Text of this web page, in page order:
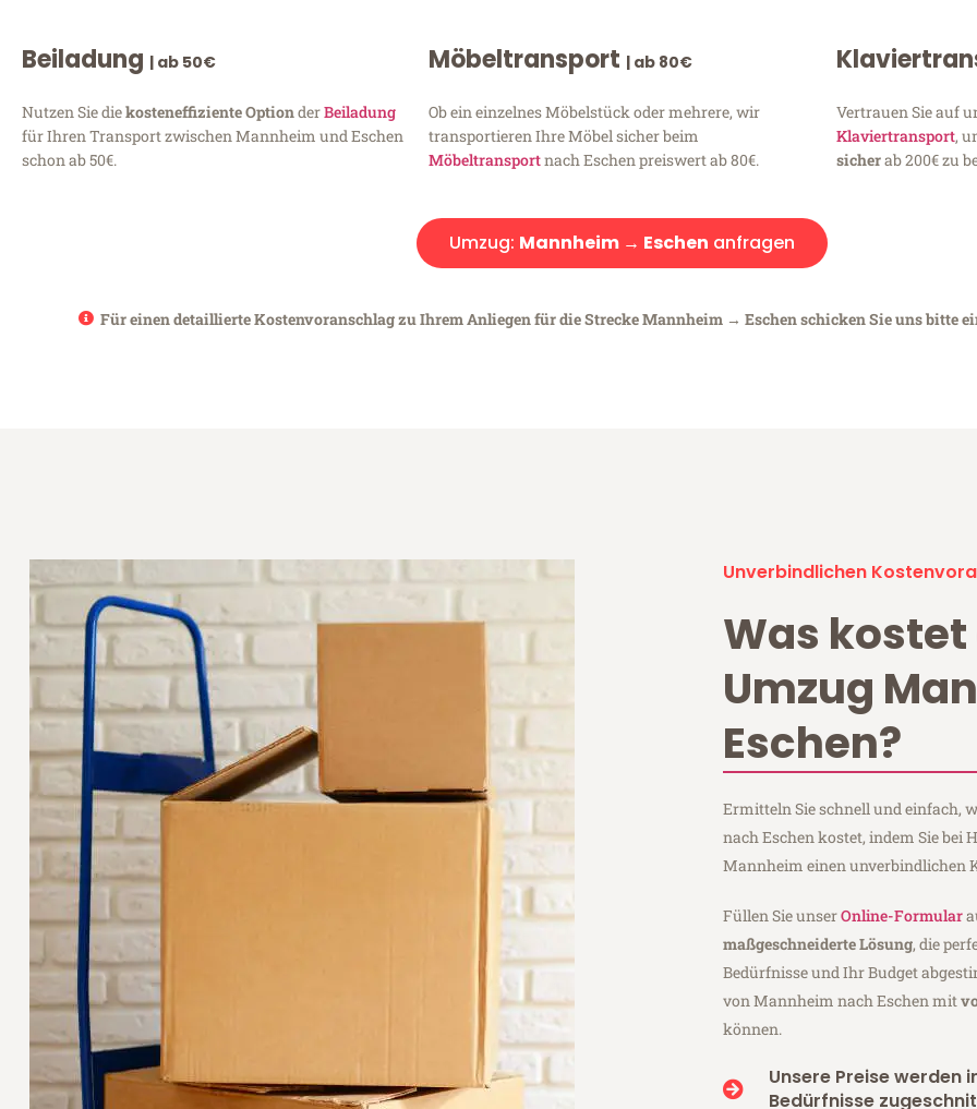
Beiladung | ab 50€
Nutzen Sie diekosteneffiziente OptionderBeiladung
für Ihren Transport zwischen Mannheim und Eschen
schon ab 50€.
Möbeltransport | ab 80€
Ob ein einzelnes Möbelstück oder mehrere, wir
transportieren Ihre Möbel sicher beim
Möbeltransportnach Eschen preiswert ab 80€.
Vertrauen Sie auf
Klaviertransport,
sicherab 200€ zu
Umzug: Mannheim → Eschen anfragen
Für einen detaillierte Kostenvoranschlag zu Ihrem Anliegen für die Strecke Mannheim → Eschen schicken Sie uns bitte
Unverbindlichen
Was kostet
Umzug
Eschen?
Ermitteln Sie schnell und einfach,
nach Eschen kostet, indem Sie bei
Mannheim einen unverbindlichen
Füllen Sie unserOnline-Formular
maßgeschneiderte Lösung, die
Bedürfnisse und Ihr Budget
von Mannheim nach Eschen mit
können.
Unsere Preise werden
Bedürfnisse